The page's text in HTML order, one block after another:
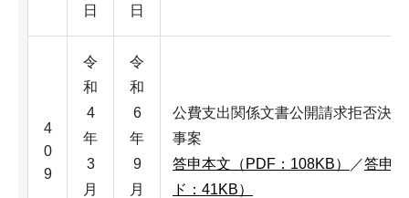
日
日
4
0
9
令
和
4
年
3
月
令
和
6
年
9
月
公費支出関係文書公開請求拒否決
事案
答申本文（PDF：108KB）
／答申
ド：41KB）